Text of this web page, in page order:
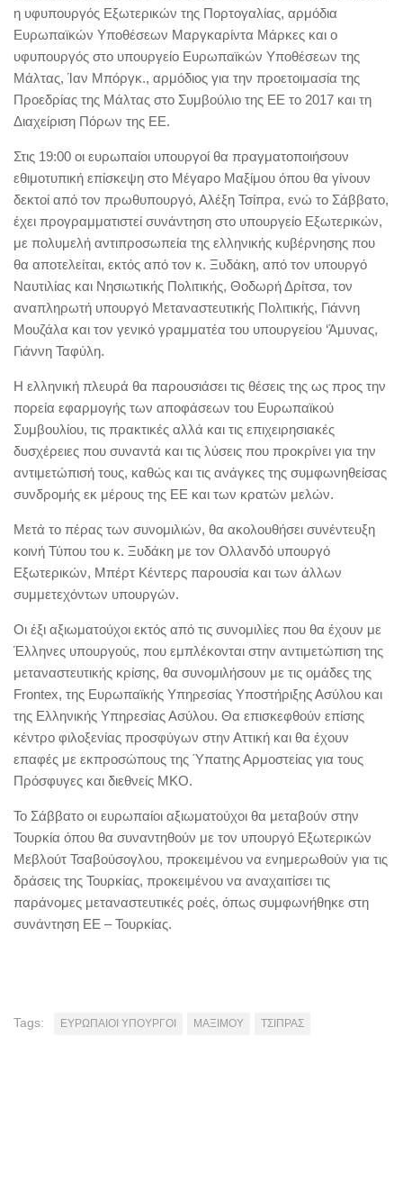
η υφυπουργός Εξωτερικών της Πορτογαλίας, αρμόδια
Ευρωπαϊκών Υποθέσεων Μαργκαρίντα Μάρκες και ο
υφυπουργός στο υπουργείο Ευρωπαϊκών Υποθέσεων της
Μάλτας, Ίαν Μπόργκ., αρμόδιος για την προετοιμασία της
Προεδρίας της Μάλτας στο Συμβούλιο της ΕΕ το 2017 και τη
Διαχείριση Πόρων της ΕΕ.
Στις 19:00 οι ευρωπαίοι υπουργοί θα πραγματοποιήσουν
εθιμοτυπική επίσκεψη στο Μέγαρο Μαξίμου όπου θα γίνουν
δεκτοί από τον πρωθυπουργό, Αλέξη Τσίπρα, ενώ το Σάββατο,
έχει προγραμματιστεί συνάντηση στο υπουργείο Εξωτερικών,
με πολυμελή αντιπροσωπεία της ελληνικής κυβέρνησης που
θα αποτελείται, εκτός από τον κ. Ξυδάκη, από τον υπουργό
Ναυτιλίας και Νησιωτικής Πολιτικής, Θοδωρή Δρίτσα, τον
αναπληρωτή υπουργό Μεταναστευτικής Πολιτικής, Γιάννη
Μουζάλα και τον γενικό γραμματέα του υπουργείου ‘Άμυνας,
Γιάννη Ταφύλη.
Η ελληνική πλευρά θα παρουσιάσει τις θέσεις της ως προς την
πορεία εφαρμογής των αποφάσεων του Ευρωπαϊκού
Συμβουλίου, τις πρακτικές αλλά και τις επιχειρησιακές
δυσχέρειες που συναντά και τις λύσεις που προκρίνει για την
αντιμετώπισή τους, καθώς και τις ανάγκες της συμφωνηθείσας
συνδρομής εκ μέρους της ΕΕ και των κρατών μελών.
Μετά το πέρας των συνομιλιών, θα ακολουθήσει συνέντευξη
κοινή Τύπου του κ. Ξυδάκη με τον Ολλανδό υπουργό
Εξωτερικών, Μπέρτ Κέντερς παρουσία και των άλλων
συμμετεχόντων υπουργών.
Οι έξι αξιωματούχοι εκτός από τις συνομιλίες που θα έχουν με
Έλληνες υπουργούς, που εμπλέκονται στην αντιμετώπιση της
μεταναστευτικής κρίσης, θα συνομιλήσουν με τις ομάδες της
Frontex, της Ευρωπαϊκής Υπηρεσίας Υποστήριξης Ασύλου και
της Ελληνικής Υπηρεσίας Ασύλου. Θα επισκεφθούν επίσης
κέντρο φιλοξενίας προσφύγων στην Αττική και θα έχουν
επαφές με εκπροσώπους της Ύπατης Αρμοστείας για τους
Πρόσφυγες και διεθνείς ΜΚΟ.
Το Σάββατο οι ευρωπαίοι αξιωματούχοι θα μεταβούν στην
Τουρκία όπου θα συναντηθούν με τον υπουργό Εξωτερικών
Μεβλούτ Τσαβούσογλου, προκειμένου να ενημερωθούν για τις
δράσεις της Τουρκίας, προκειμένου να αναχαιτίσει τις
παράνομες μεταναστευτικές ροές, όπως συμφωνήθηκε στη
συνάντηση ΕΕ – Τουρκίας.
Tags: ΕΥΡΩΠΑΙΟΙ ΥΠΟΥΡΓΟΙ ΜΑΞΙΜΟΥ ΤΣΙΠΡΑΣ